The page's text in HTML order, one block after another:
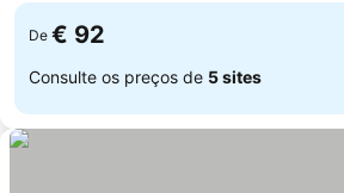
De € 92
Consulte os preços de 5 sites